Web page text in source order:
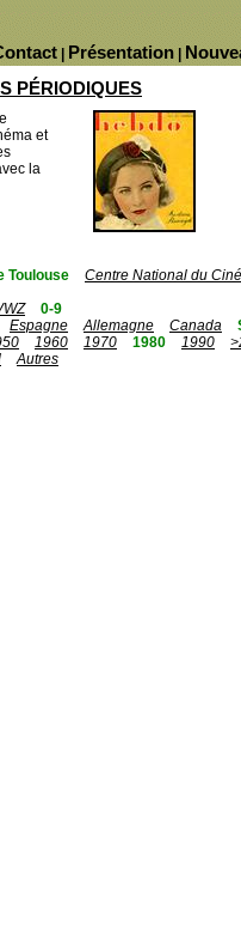
Présentation
PÉRIODIQUES
et
la
Toulouse
Centre National du
0-9
Espagne Allemagne Canada
1960 1970 1980 1990
Autres